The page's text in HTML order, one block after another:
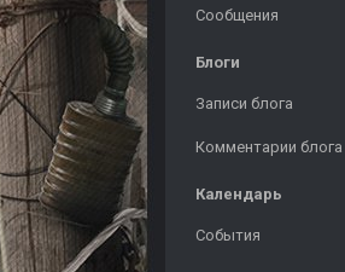
Сообщения
Блоги
Записи блога
Комментарии блога
Календарь
События